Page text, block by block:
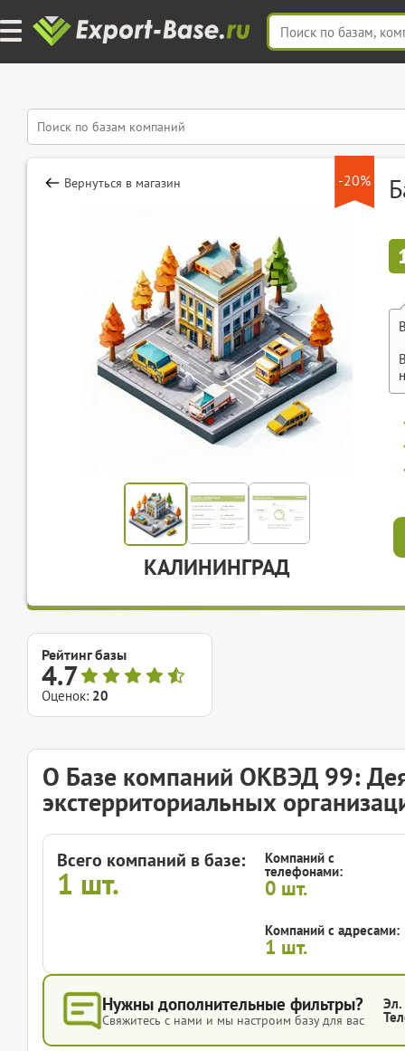
-20%
Вернуться в магазин
КАЛИНИНГРАД
Рейтинг базы
4.7
Оценок: 20
О Базе компаний ОКВЭД 99:
экстерриториальных
Всего компаний в базе:
1 шт.
Компаний с
телефонами:
0 шт.
Компаний с адресами:
1 шт.
Нужны дополнительные фильтры?
Свяжитесь с нами и мы настроим базу для вас
Эл.